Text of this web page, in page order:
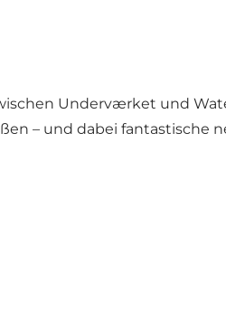
Underværket und
– und dabei fantastische